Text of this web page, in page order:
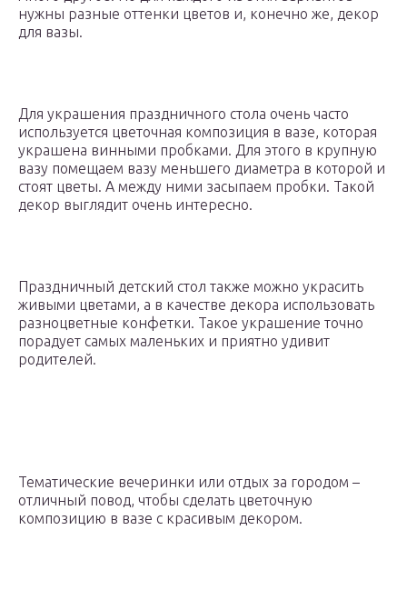
нужны разные оттенки цветов и, конечно же, декор
для вазы.
Для украшения праздничного стола очень часто
используется цветочная композиция в вазе, которая
украшена винными пробками. Для этого в крупную
вазу помещаем вазу меньшего диаметра в которой и
стоят цветы. А между ними засыпаем пробки. Такой
декор выглядит очень интересно.
Праздничный детский стол также можно украсить
живыми цветами, а в качестве декора использовать
разноцветные конфетки. Такое украшение точно
порадует самых маленьких и приятно удивит
родителей.
Тематические вечеринки или отдых за городом –
отличный повод, чтобы сделать цветочную
композицию в вазе с красивым декором.